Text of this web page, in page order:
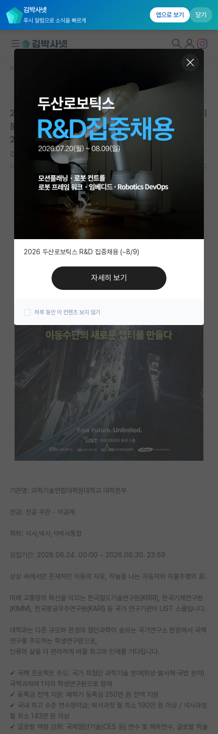
김박사넷
푸시 알림으로 소식을 빠르게
앱으로 보기 닫기
국내대학원 정보
연구실&오픈랩
커뮤니티
커뮤니티 홈
전체글보기
베스트 게시판
IF 명예의전당
자유 게시판(아무개랩)
미국 유학 게시판
미국 대학원 합격 후기 게시판
대학원 합격 후기 게시판
연구실(PI) 홍보 게시판
석박사 채용 정보 게시판
임용 정보 게시판
학부 인턴 게시판
취업 게시판
PI 전용 게시판
특수/전문대학원 게시판
반도체/AI 게시판
장학금/장학생 게시판
학술 정보 게시판
유학교육
이벤트
반도체 아카데미
커뮤니티 홈
본문이 수정되지 않는 박제글입니다.
2026학년도 후기 2차 대학원 신입생 모집(미래 모빌리티
분야 스쿨) | 과학기술연합대학원대학교 대학본부 | 마감:
2026.06.30. 23:59
겁먹은 코페르니쿠스
817
기관명: 과학기술연합대학원대학교 대학본부
전공: 전공 무관 - 이공계
학위: 석사,박사,석박사통합
모집기간: 2026.06.24. 00:00 ~ 2026.06.30. 23:59
상상 속에서만 존재하던 이동의 자유, 하늘을 나는 자동차와 자율주행의 꿈.
미래 교통망의 혁신을 이끄는 한국철도기술연구원(KRRI), 한국기계연구원
(KIMM), 한국항공우주연구원(KARI) 등 국가 연구기관이 UST 스쿨입니다.
대학과는 다른 규모와 환경의 첨단과학이 숨쉬는 국가연구소 현장에서 국책
연구를 주도하는 학생연구원으로,
인류의 삶을 더 편리하게 바꿀 최고의 인재를 기다립니다.
✔ 국책 프로젝트 주도: 국가 최첨단 과학기술 분야(위성·발사체·국방 분야)
국책과제에 1저자 학생연구원으로 참여
✔ 등록금 전액 지원: 매학기 등록금 250만 원 전액 지원
✔ 국내 최고 수준 연수장려금: 박사과정 월 최소 190만 원 이상 / 석사과정
월 최소 143만 원 이상
✔ 글로벌 역량 강화: 국제첨단기술(CES 등) 연수 및 해외연수, 글로벌 학술
2026 두산로보틱스 R&D 집중채용 (~8/9)
자세히 보기
하루 동안 이 컨텐츠 보지 않기